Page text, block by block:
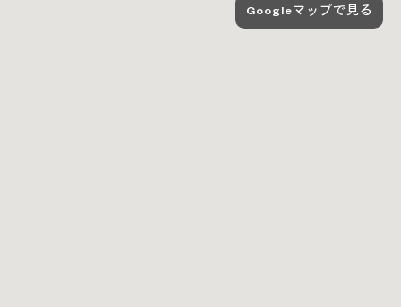
Googleマップで見る